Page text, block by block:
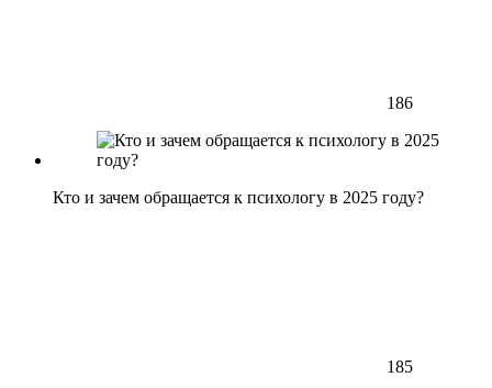
186
Кто и зачем обращается к психологу в 2025 году?
185